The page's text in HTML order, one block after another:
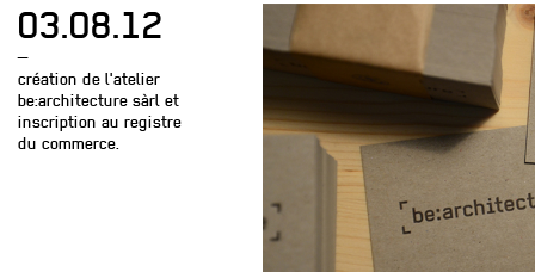
03.08.12
—
création de l'atelier
be:architecture sàrl et
inscription au registre
du commerce.